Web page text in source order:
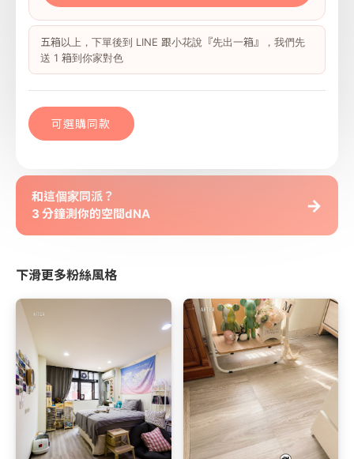
五箱以上，下單後到 LINE 跟小花說『先出一箱』，我們先
送 1 箱到你家對色
可選購同款
和這個家同派？
3 分鐘測你的空間dNA
→
下滑更多粉絲風格